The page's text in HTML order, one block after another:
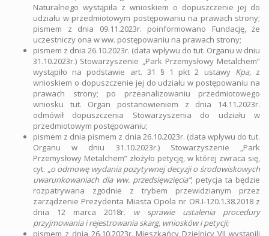
Naturalnego wystąpiła z wnioskiem o dopuszczenie jej do
udziału w przedmiotowym postępowaniu na prawach strony;
pismem z dnia 09.11.2023r. poinformowano Fundację, że
uczestniczy ona w ww. postępowaniu na prawach strony;
pismem z dnia 26.10.2023r. (data wpływu do tut. Organu w dniu
31.10.2023r.) Stowarzyszenie „Park Przemysłowy Metalchem”
wystąpiło na podstawie art. 31 § 1 pkt 2 ustawy Kpa,z
wnioskiem o dopuszczenie jej do udziału w postępowaniu na
prawach strony; po przeanalizowaniu przedmiotowego
wniosku tut. Organ postanowieniem z dnia 14.11.2023r.
odmówił dopuszczenia Stowarzyszenia do udziału w
przedmiotowym postępowaniu;
pismem z dnia pismem z dnia 26.10.2023r. (data wpływu do tut.
Organu w dniu 31.10.2023r.) Stowarzyszenie „Park
Przemysłowy Metalchem” złożyło petycję, w której zwraca się,
cyt. „o odmowę wydania pozytywnej decyzji o środowiskowych
uwarunkowaniach dla ww. przedsięwzięcia”; petycja ta będzie
rozpatrywana zgodnie z trybem przewidzianym przez
zarządzenie Prezydenta Miasta Opola nr OR.I-120.1.38.2018 z
dnia 12 marca 2018r.
w sprawie ustalenia procedury
przyjmowania i rejestrowania skarg, wniosków i petycji;
pismem z dnia 26.10.2023r. Mieszkańcy Dzielnicy VII wystąpili